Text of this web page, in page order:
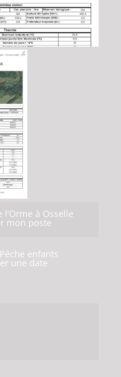
l’Orme à Osselle
mon poste
enfants
une date